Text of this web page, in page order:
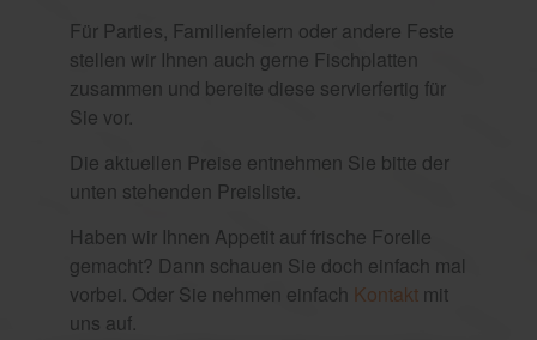
Für Parties, Familienfeiern oder andere Feste
stellen wir Ihnen auch gerne Fischplatten
zusammen und bereite diese servierfertig für
Sie vor.
Die aktuellen Preise entnehmen Sie bitte der
unten stehenden Preisliste.
Haben wir Ihnen Appetit auf frische Forelle
gemacht? Dann schauen Sie doch einfach mal
vorbei. Oder Sie nehmen einfach Kontakt mit
uns auf.